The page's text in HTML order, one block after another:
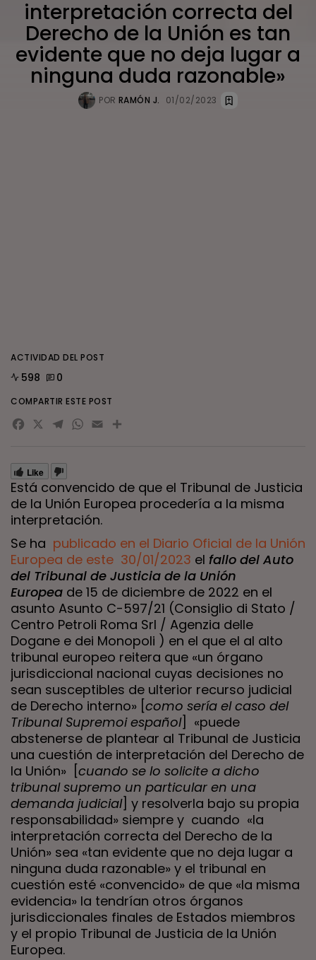
interpretación correcta del
Derecho de la Unión es tan
evidente que no deja lugar a
ninguna duda razonable»
POR RAMÓN J. 01/02/2023
Like
Está convencido de que el Tribunal de Justicia
de la Unión Europea procedería a la misma
interpretación.
Se ha publicado en el Diario Oficial de la Unión
Europea de este 30/01/2023 el fallo del Auto
del Tribunal de Justicia de la Unión
Europea de 15 de diciembre de 2022 en el
asunto Asunto C-597/21 (Consiglio di Stato /
Centro Petroli Roma Srl / Agenzia delle
Dogane e dei Monopoli ) en el que el al alto
tribunal europeo reitera que «un órgano
jurisdiccional nacional cuyas decisiones no
sean susceptibles de ulterior recurso judicial
de Derecho interno» [como sería el caso del
Tribunal Supremoi español] «puede
abstenerse de plantear al Tribunal de Justicia
una cuestión de interpretación del Derecho de
la Unión» [cuando se lo solicite a dicho
tribunal supremo un particular en una
demanda judicial] y resolverla bajo su propia
responsabilidad» siempre y cuando «la
interpretación correcta del Derecho de la
Unión» sea «tan evidente que no deja lugar a
ninguna duda razonable» y el tribunal en
cuestión esté «convencido» de que «la misma
evidencia» la tendrían otros órganos
jurisdiccionales finales de Estados miembros
y el propio Tribunal de Justicia de la Unión
Europea.
ACTIVIDAD DEL POST
598 0
COMPARTIR ESTE POST
Facebook
X Telegram
WhatsApp
EmailCompartir